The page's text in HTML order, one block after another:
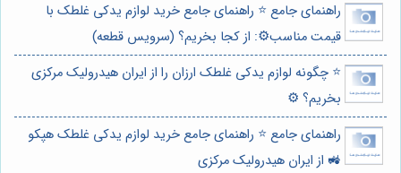
راهنمای جامع ⭐️ راهنمای جامع خرید لوازم یدکی غلطک با
قیمت مناسب⚙️: از کجا بخریم؟ (سرویس قطعه)
⭐️ چگونه لوازم یدکی غلطک ارزان را از ایران هیدرولیک مرکزی
بخریم؟ ⚙️
راهنمای جامع ⭐️ راهنمای جامع خرید لوازم یدکی غلطک هپکو
🚜 از ایران هیدرولیک مرکزی